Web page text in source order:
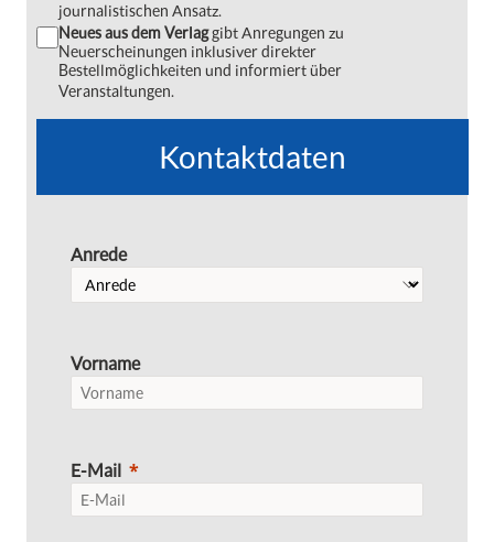
journalistischen Ansatz.
Neues aus dem Verlaggibt Anregungen zu
Neuerscheinungen inklusiver direkter
Bestellmöglichkeiten und informiert über
Veranstaltungen.
Kontaktdaten
Anrede
Vorname
E-Mail